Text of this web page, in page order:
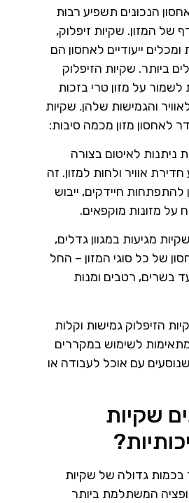
הנכונים תשפיע רבות
של המזון. שקיות זיפלוק,
ייעודיים לאחסון הם
ביותר. שקיות הזיפלוק
לשמור על מזון טרי בזכות
והגמישות שלהן. שקיות
לאחסון מזון מכמה סיבות:
ניתנות לאיטום בצורה
אוויר ולחות למזון. זה
להתפתחות חיידקים, ייבוש
על מזונות מוקפאים.
מגיעות במגוון גדלים,
של כל סוגי המזון – החל
בשרים, רטבים ומנות
הזיפלוק גמישות וקלות
מתאימות לשימוש במקררים
עם אוכל לעבודה או
שקיות
בכמות גדולה של שקיות
המשתלמת ביותר